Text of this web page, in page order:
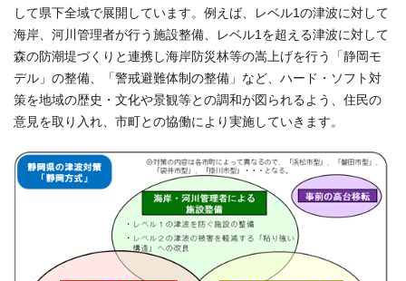
して県下全域で展開しています。例えば、レベル1の津波に対して
海岸、河川管理者が行う施設整備、レベル1を超える津波に対して
森の防潮堤づくりと連携し海岸防災林等の嵩上げを行う「静岡モ
デル」の整備、「警戒避難体制の整備」など、ハード・ソフト対
策を地域の歴史・文化や景観等との調和が図られるよう、住民の
意見を取り入れ、市町との協働により実施していきます。